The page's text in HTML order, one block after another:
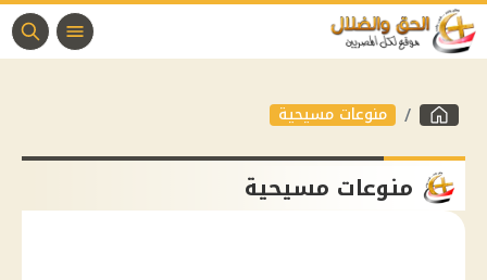
منوعات مسيحية
منوعات مسيحية